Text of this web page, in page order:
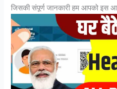
जिसकी संपूर्ण जानकारी हम आपको इस